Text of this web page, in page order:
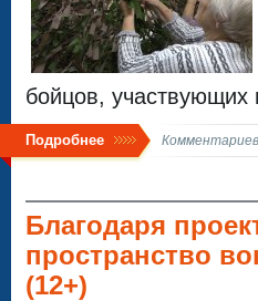
бойцов, участвующих
Подробнее
Благодаря
пространство
(12+)